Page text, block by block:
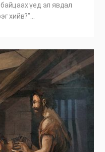
үед эл явдал
хийв?”…